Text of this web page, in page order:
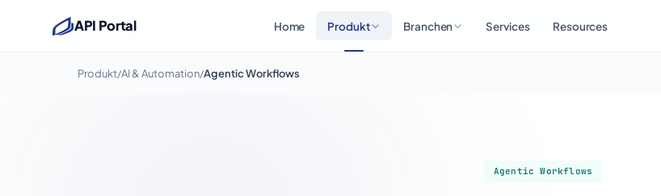
API Portal Home Produkt Branchen Services Resources
Produkt/AI & Automation/Agentic Workflows
Agentic Workflows